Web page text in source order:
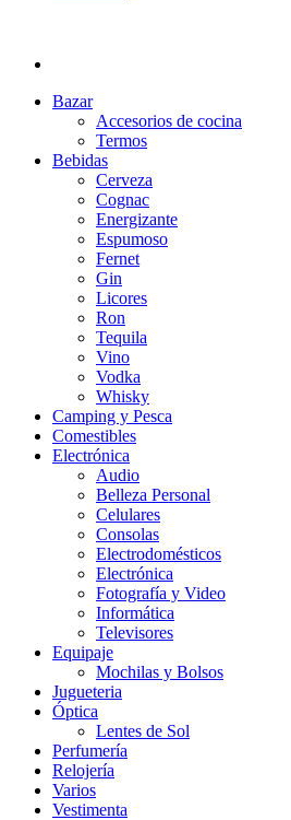
Bazar
Accesorios de cocina
Termos
Bebidas
Cerveza
Cognac
Energizante
Espumoso
Fernet
Gin
Licores
Ron
Tequila
Vino
Vodka
Whisky
Camping y Pesca
Comestibles
Electrónica
Audio
Belleza Personal
Celulares
Consolas
Electrodomésticos
Electrónica
Fotografía y Video
Informática
Televisores
Equipaje
Mochilas y Bolsos
Jugueteria
Óptica
Lentes de Sol
Perfumería
Relojería
Varios
Vestimenta